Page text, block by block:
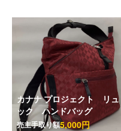
カナナ プロジェクト リュ
ック ハンドバッグ
売主手取り額5,000円